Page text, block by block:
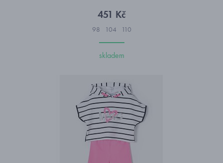
451 Kč
98 104 110
skladem